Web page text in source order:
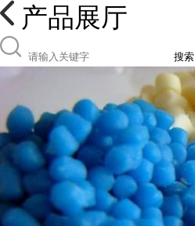
产品展厅
搜索